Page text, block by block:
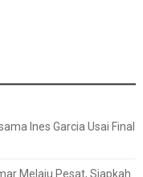
Ines Garcia Usai Final
Melaju Pesat, Siapkah